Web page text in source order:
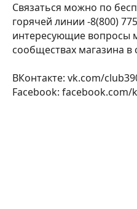
Связаться можно по
горячей линии -8(800)
интересующие вопросы
сообществах магазина в
ВКонтакте: vk.com/
Facebook: